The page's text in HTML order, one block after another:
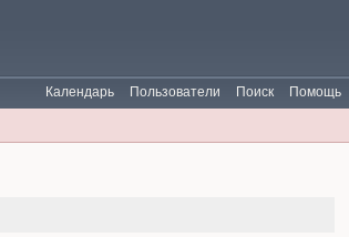
Помощь
Поиск
Пользователи
Календарь